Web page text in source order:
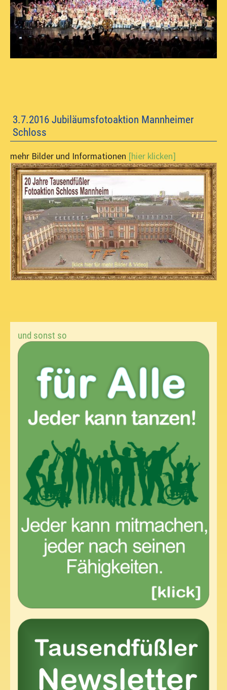
3.7.2016 Jubiläumsfotoaktion Mannheimer
Schloss
mehr Bilder und Informationen [hier klicken]
und sonst so